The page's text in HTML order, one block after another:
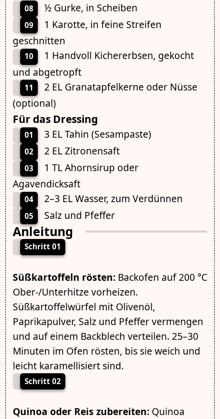
08 ½ Gurke, in Scheiben
09
1 Karotte, in feine Streifen
geschnitten
10
1 Handvoll Kichererbsen, gekocht
und abgetropft
11
2 EL Granatapfelkerne oder Nüsse
(optional)
Für das Dressing
01 3 EL Tahin (Sesampaste)
02 2 EL Zitronensaft
03
1 TL Ahornsirup oder
Agavendicksaft
04 2–3 EL Wasser, zum Verdünnen
05 Salz und Pfeffer
Anleitung
Schritt 01
Süßkartoffeln rösten:Backofen auf 200 °C
Ober-/Unterhitze vorheizen.
Süßkartoffelwürfel mit Olivenöl,
Paprikapulver, Salz und Pfeffer vermengen
und auf einem Backblech verteilen. 25–30
Minuten im Ofen rösten, bis sie weich und
leicht karamellisiert sind.
Schritt 02
Quinoa oder Reis zubereiten:Quinoa